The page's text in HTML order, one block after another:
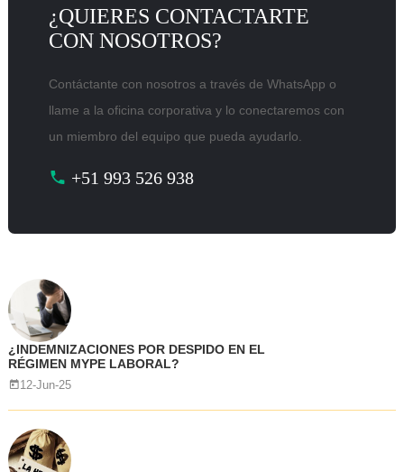
¿QUIERES CONTACTARTE
CON NOSOTROS?
Contáctante con nosotros a través de WhatsApp o
llame a la oficina corporativa y lo conectaremos con
un miembro del equipo que pueda ayudarlo.
+51 993 526 938
¿INDEMNIZACIONES POR DESPIDO EN EL
RÉGIMEN MYPE LABORAL?
12-Jun-25